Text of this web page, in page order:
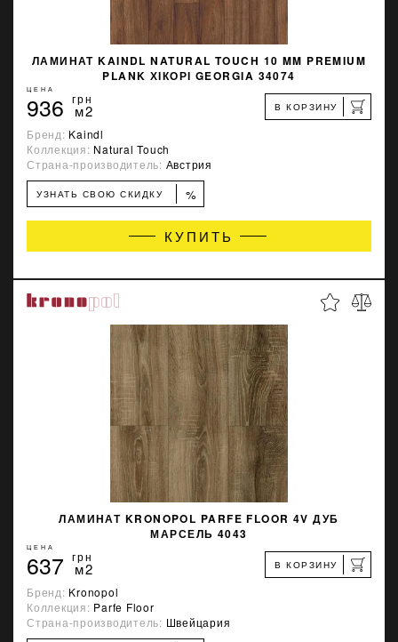
ЛАМИНАТ KAINDL NATURAL TOUCH 10 MM PREMIUM
PLANK ХІКОРІ GEORGIA 34074
ЦЕНА
936 грн
м2 В КОРЗИНУ
Бренд: Kaindl
Коллекция: Natural Touch
Страна-производитель: Австрия
УЗНАТЬ СВОЮ СКИДКУ %
КУПИТЬ
ЛАМИНАТ KRONOPOL PARFE FLOOR 4V ДУБ
МАРСЕЛЬ 4043
ЦЕНА
637 грн
м2 В КОРЗИНУ
Бренд: Kronopol
Коллекция: Parfe Floor
Страна-производитель: Швейцария